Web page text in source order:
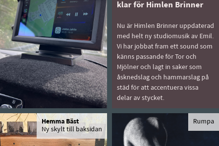
klar för Himlen Brinner
Nu är Himlen Brinner uppdaterad
med helt ny studiomusik av Emil.
Vi har jobbat fram ett sound som
känns passande för Tor och
Mjölner och lagt in saker som
åsknedslag och hammarslag på
städ för att accentuera vissa
delar av stycket.
Hemma Bäst
Ny skylt till baksidan
Rumpa